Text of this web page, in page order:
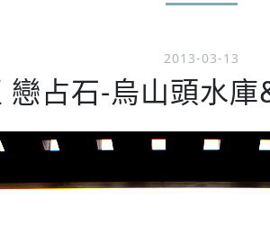
2013-03-13
戀占石-烏山頭水